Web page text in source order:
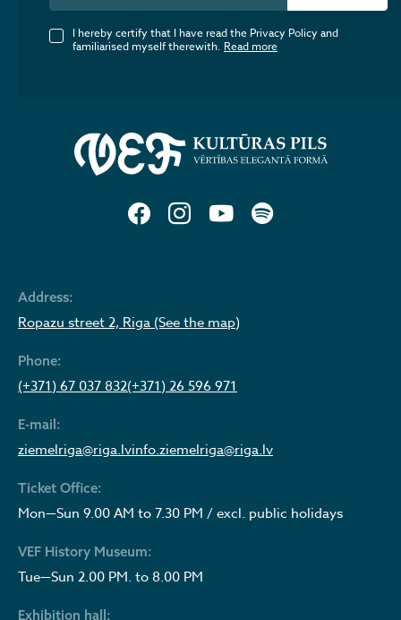
Address:
Ropazu street 2, Riga (See the map)
Phone:
(+371) 67 037 832(+371) 26 596 971
E-mail:
ziemelriga@riga.lvinfo.ziemelriga@riga.lv
Ticket Office:
Mon—Sun 9.00 AM to 7.30 PM / excl. public holidays
VEF History Museum:
Tue—Sun 2.00 PM. to 8.00 PM
Exhibition hall:
I hereby certify that I have read the Privacy Policy and
familiarised myself therewith. Read more